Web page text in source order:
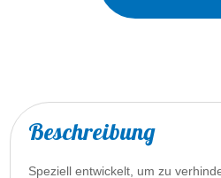
Beschreibung
Speziell entwickelt, um zu